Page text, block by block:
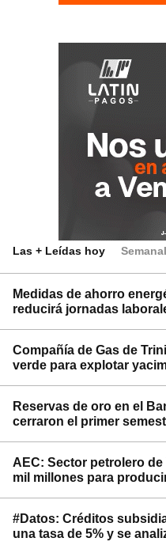
Las + Leídas hoy Semanal
Medidas de ahorro
reducirá jornadas
Compañía de Gas de
verde para explotar
Reservas de oro en el
cerraron el primer
AEC: Sector petrolero
mil millones para
#Datos: Créditos
una tasa de 5% y se